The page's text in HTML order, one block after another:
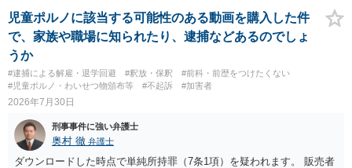
児童ポルノに該当する可能性のある動画を購入した件
で、家族や職場に知られたり、逮捕などあるのでしょ
うか
#逮捕による解雇・退学回避 #釈放・保釈
#前科・前歴をつけたくない
#児童ポルノ・わいせつ物頒布等
#不起訴 #加害者
2026年7月30日
刑事事件に強い弁護士
奥村 徹 弁護士
ダウンロードした時点で単純所持罪（7条1項）を疑われます。 販売者